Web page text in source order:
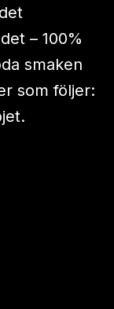
– 100%
smaken
som följer: